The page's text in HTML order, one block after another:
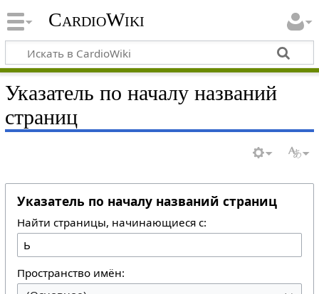
CardioWiki
Указатель по началу названий
страниц
Указатель по началу названий страниц
Найти страницы, начинающиеся с:
Пространство имён: